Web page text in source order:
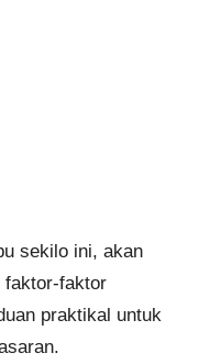
sekilo ini, akan
faktor-faktor
praktikal untuk